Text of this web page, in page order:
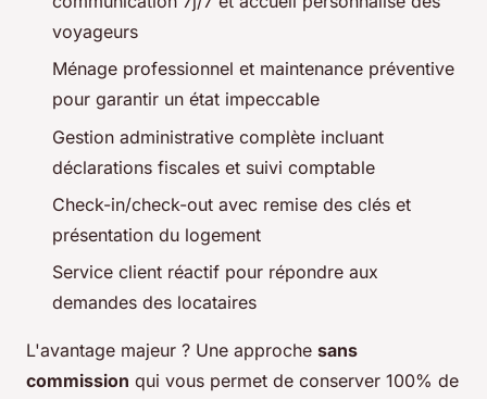
voyageurs
Ménage professionnel et maintenance préventive
pour garantir un état impeccable
Gestion administrative complète incluant
déclarations fiscales et suivi comptable
Check-in/check-out avec remise des clés et
présentation du logement
Service client réactif pour répondre aux
demandes des locataires
L'avantage majeur ? Une approche sans
commission qui vous permet de conserver 100% de